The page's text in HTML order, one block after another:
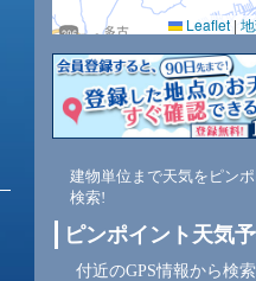
Leaflet |
建物単位まで天気をピンポ
検索!
ピンポイント天気
付近のGPS情報から検索